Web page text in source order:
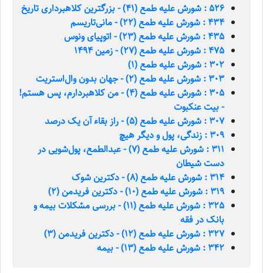
526 : شورش علیه طمع (41) - بزرگترین کلاهبرداری تاریخ
434 : شورش علیه طمع (22) - مانی‌تاریسم
435 : شورش علیه طمع (23) - اتوپیای ونوس
475 : شورش علیه طمع (27) - زمین 1494
302 : شورش علیه طمع (1)
303 : شورش علیه طمع (2) - جهان بدون وال‌استریت
305 : شورش علیه طمع (4) - من کلاهبردارم، پس هستم!
- بیت عنکبوت
307 : شورش علیه طمع (5) - راز بقاء آن یک درصد
309 : زندگی، پول و دیگر هیچ
311 : شورش علیه طمع (7) - عبدالطمع، پول‌شویی در
دست شیطان
314 : شورش علیه طمع (8) - دکترین شوک
319 : شورش علیه طمع (10) - دکترین فریدمن (2)
325 : شورش علیه طمع (11) - بررسی مشکلات بیمه و
بانک در فقه
327 : شورش علیه طمع (12) - دکترین فریدمن (3)
342 : شورش علیه طمع (13) - بیمه